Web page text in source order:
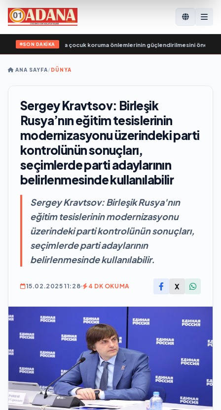
SON DAKİKA
parklarında çocuk koruma önlemlerinin güçlendirilmesini öneriyor
ANA SAYFA/DÜNYA
Sergey Kravtsov: Birleşik
Rusya’nın eğitim tesislerinin
modernizasyonu üzerindeki parti
kontrolünün sonuçları,
seçimlerde parti adaylarının
belirlenmesinde kullanılabilir
Sergey Kravtsov: Birleşik Rusya'nın
eğitim tesislerinin modernizasyonu
üzerindeki parti kontrolünün sonuçları,
seçimlerde parti adaylarının
belirlenmesinde kullanılabilir.
15.02.2025 11:28 4 DK OKUMA X